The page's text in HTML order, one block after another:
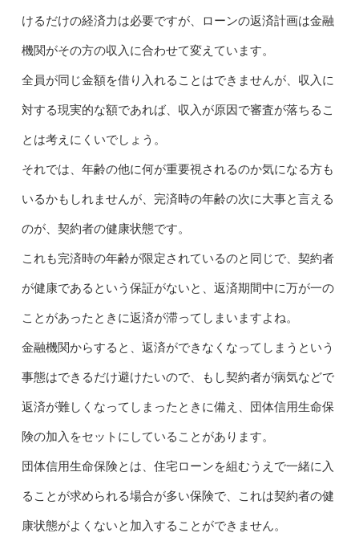
けるだけの経済力は必要ですが、ローンの返済計画は金融
機関がその方の収入に合わせて変えています。
全員が同じ金額を借り入れることはできませんが、収入に
対する現実的な額であれば、収入が原因で審査が落ちるこ
とは考えにくいでしょう。
それでは、年齢の他に何が重要視されるのか気になる方も
いるかもしれませんが、完済時の年齢の次に大事と言える
のが、契約者の健康状態です。
これも完済時の年齢が限定されているのと同じで、契約者
が健康であるという保証がないと、返済期間中に万が一の
ことがあったときに返済が滞ってしまいますよね。
金融機関からすると、返済ができなくなってしまうという
事態はできるだけ避けたいので、もし契約者が病気などで
返済が難しくなってしまったときに備え、団体信用生命保
険の加入をセットにしていることがあります。
団体信用生命保険とは、住宅ローンを組むうえで一緒に入
ることが求められる場合が多い保険で、これは契約者の健
康状態がよくないと加入することができません。